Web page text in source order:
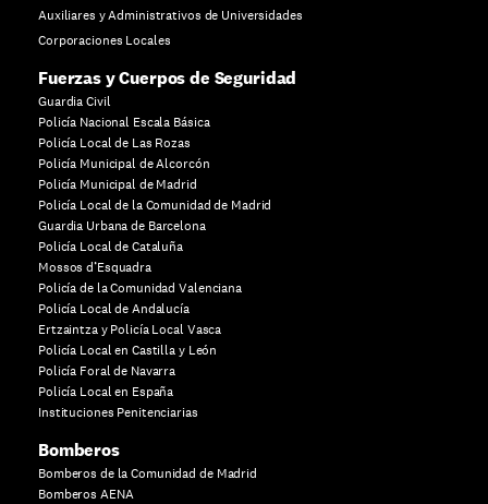
Auxiliares y Administrativos de Universidades
Corporaciones Locales
Fuerzas y Cuerpos de Seguridad
Guardia Civil
Policía Nacional Escala Básica
Policía Local de Las Rozas
Policía Municipal de Alcorcón
Policía Municipal de Madrid
Policía Local de la Comunidad de Madrid
Guardia Urbana de Barcelona
Policía Local de Cataluña
Mossos d’Esquadra
Policía de la Comunidad Valenciana
Policía Local de Andalucía
Ertzaintza y Policía Local Vasca
Policía Local en Castilla y León
Policía Foral de Navarra
Policía Local en España
Instituciones Penitenciarias
Bomberos
Bomberos de la Comunidad de Madrid
Bomberos AENA